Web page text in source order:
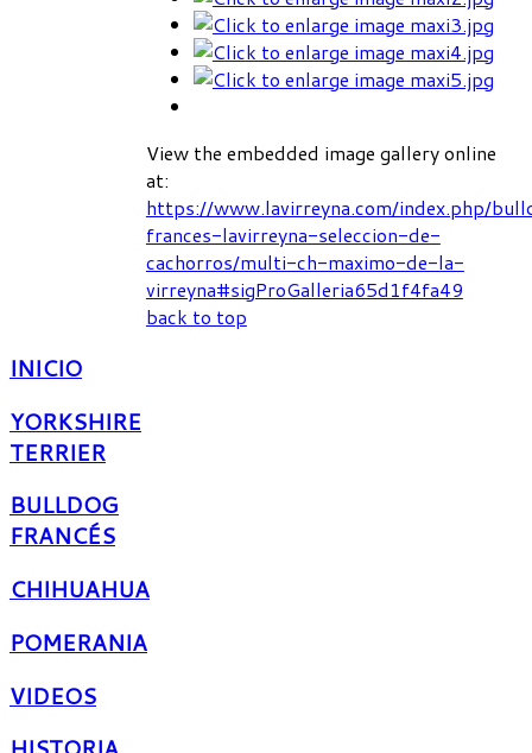
View the embedded image gallery online
at:
https://www.lavirreyna.com/index.php/
frances-lavirreyna-seleccion-de-
cachorros/multi-ch-maximo-de-la-
virreyna#sigProGalleria65d1f4fa49
back to top
INICIO
YORKSHIRE
TERRIER
BULLDOG
FRANCÉS
CHIHUAHUA
POMERANIA
VIDEOS